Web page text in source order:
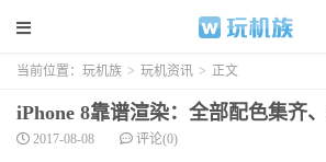
当前位置： 玩机族 > 玩机资讯 > 正文
iPhone 8靠谱渲染：全部配色集齐
2017-08-08 评论(0)